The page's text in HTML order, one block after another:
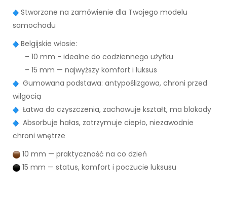
Stworzone na zamówienie dla Twojego modelu
samochodu
Belgijskie włosie:
– 10 mm - idealne do codziennego użytku
– 15 mm — najwyższy komfort i luksus
Gumowana podstawa: antypoślizgowa, chroni przed
wilgocią
Łatwa do czyszczenia, zachowuje kształt, ma blokady
Absorbuje hałas, zatrzymuje ciepło, niezawodnie
chroni wnętrze
10 mm — praktyczność na co dzień
15 mm — status, komfort i poczucie luksusu